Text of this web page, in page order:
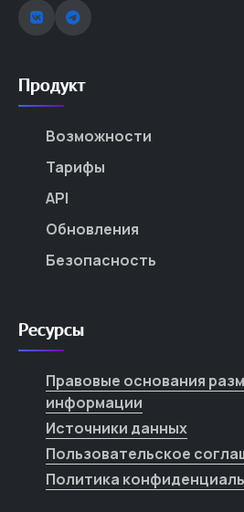
Продукт
Возможности
Тарифы
API
Обновления
Безопасность
Ресурсы
Правовые основания
информации
Источники данных
Пользовательское
Политика